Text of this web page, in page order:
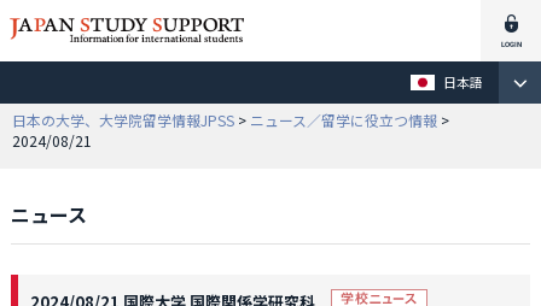
日本語
日本の大学、大学院留学情報JPSS > ニュース／留学に役立つ情報 >
2024/08/21
ニュース